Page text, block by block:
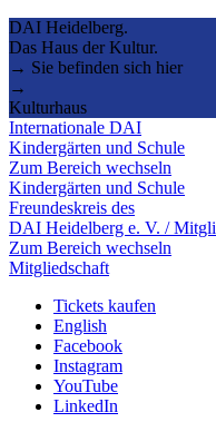
DAI Heidelberg.
Das Haus der Kultur.
→ Sie befinden sich hier
→
Kulturhaus
Internationale DAI
Kindergärten und Schule
Zum Bereich wechseln
Kindergärten und Schule
Freundeskreis des
DAI Heidelberg e. V. /
Zum Bereich wechseln
Mitgliedschaft
Tickets kaufen
English
Facebook
Instagram
YouTube
LinkedIn